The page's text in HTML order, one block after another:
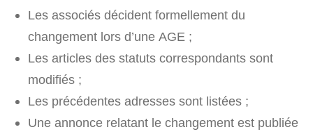
Les associés décident formellement du
changement lors d’une AGE ;
Les articles des statuts correspondants sont
modifiés ;
Les précédentes adresses sont listées ;
Une annonce relatant le changement est publiée